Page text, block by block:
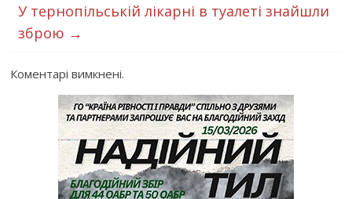
У тернопільській лікарні в туалеті знайшли
зброю →
Коментарі вимкнені.